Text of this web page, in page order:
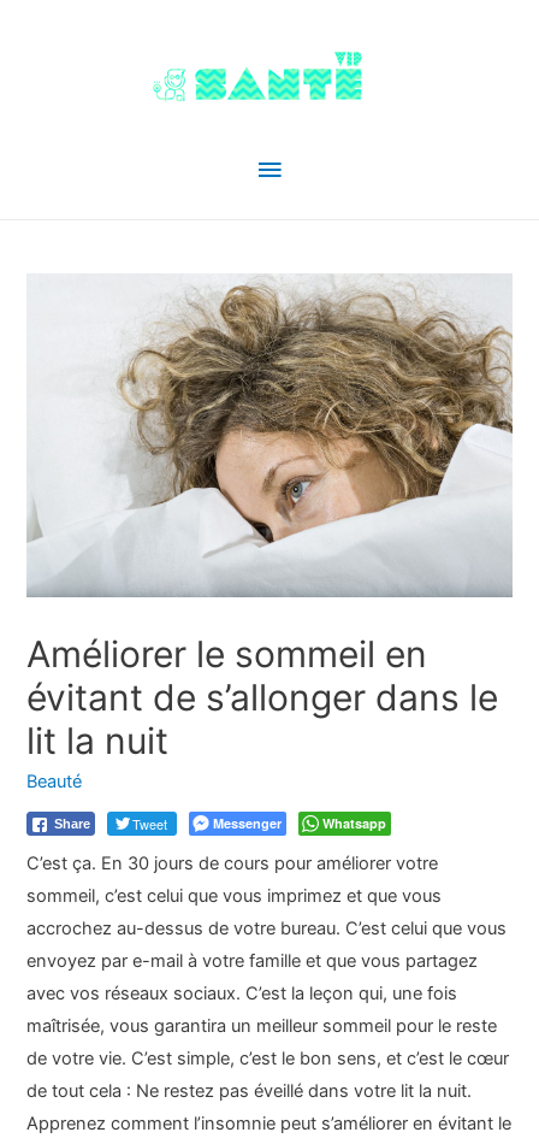
Menu
Améliorer le sommeil en
évitant de s’allonger dans le
lit la nuit
Beauté
Share Tweet Messenger Whatsapp
C’est ça. En 30 jours de cours pour améliorer votre
sommeil, c’est celui que vous imprimez et que vous
accrochez au-dessus de votre bureau. C’est celui que vous
envoyez par e-mail à votre famille et que vous partagez
avec vos réseaux sociaux. C’est la leçon qui, une fois
maîtrisée, vous garantira un meilleur sommeil pour le reste
de votre vie. C’est simple, c’est le bon sens, et c’est le cœur
de tout cela : Ne restez pas éveillé dans votre lit la nuit.
Apprenez comment l’insomnie peut s’améliorer en évitant le